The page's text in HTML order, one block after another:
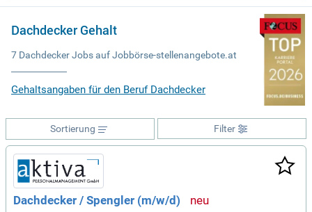
Dachdecker Gehalt
7 Dachdecker Jobs auf Jobbörse-stellenangebote.at
Gehaltsangaben für den Beruf Dachdecker
Filter
Sortierung
Dachdecker / Spengler (m/w/d)